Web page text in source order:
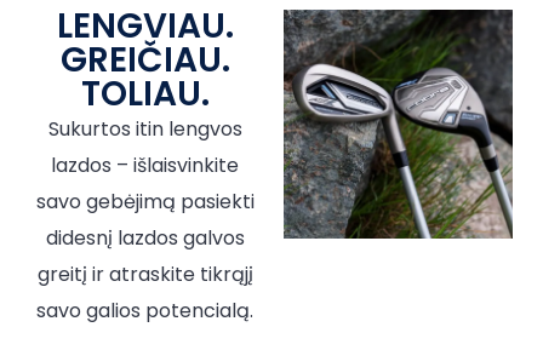
LENGVIAU.
GREIČIAU.
TOLIAU.
Sukurtos itin lengvos
lazdos – išlaisvinkite
savo gebėjimą pasiekti
didesnį lazdos galvos
greitį ir atraskite tikrąjį
savo galios potencialą.